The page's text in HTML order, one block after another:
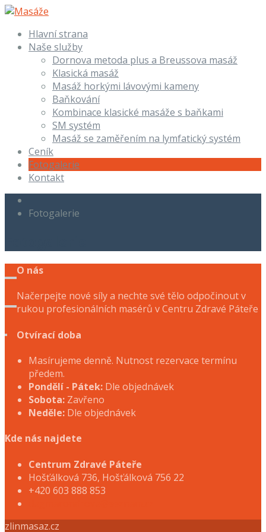
Hlavní strana
Naše služby
Dornova metoda plus a Breussova masáž
Klasická masáž
Masáž horkými lávovými kameny
Baňkování
Kombinace klasické masáže s baňkami
SM systém
Masáž se zaměřením na lymfatický systém
Ceník
Fotogalerie
Kontakt
Fotogalerie
O nás
Načerpejte nové síly a nechte své tělo odpočinout v
rukou profesionálních masérů v Centru Zdravé Páteře
Otvírací doba
Masírujeme denně. Nutnost rezervace termínu
předem.
Pondělí - Pátek: Dle objednávek
Sobota: Zavřeno
Neděle: Dle objednávek
Kde nás najdete
Centrum Zdravé Páteře
Hošťálková 736, Hošťálková 756 22
+420 603 888 853
zlinmasaz.cz